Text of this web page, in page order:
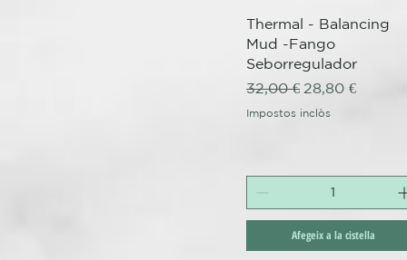
Visualització ràpida
Thermal - Balancing
Mud -Fango
Seborregulador
Preu normal
32,00 € Preu d'oferta
28,80 €
Impostos inclòs
Afegeix a la cistella